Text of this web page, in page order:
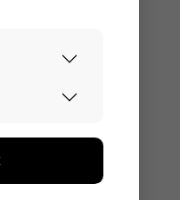
kerätään
Emme